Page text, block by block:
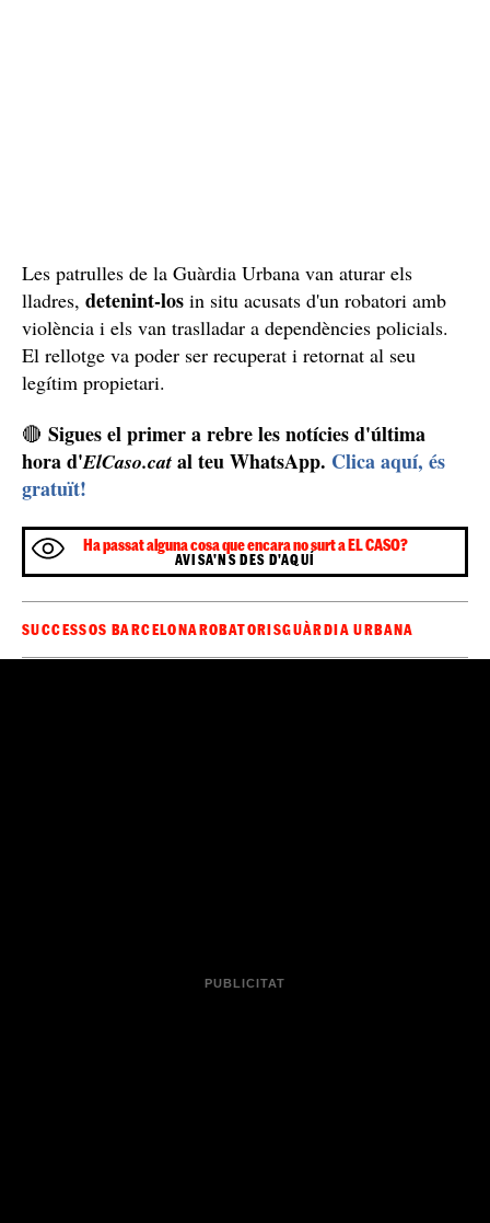
Les patrulles de la Guàrdia Urbana van aturar els
lladres, detenint-los in situ acusats d'un robatori amb
violència i els van traslladar a dependències policials.
El rellotge va poder ser recuperat i retornat al seu
legítim propietari.
🔴 Sigues el primer a rebre les notícies d'última
hora d'ElCaso.cat al teu WhatsApp. Clica aquí, és
gratuït!
Ha passat alguna cosa que encara no surt a EL CASO?
AVISA'NS DES D'AQUÍ
SUCCESSOS BARCELONAROBATORISGUÀRDIA URBANA